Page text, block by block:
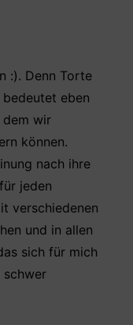
:). Denn Torte
eben
dem wir
können.
nach ihre
jeden
verschiedenen
und in allen
sich für mich
schwer